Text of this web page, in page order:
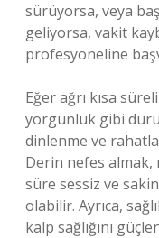
sürüyorsa, veya
geliyorsa, vakit
profesyoneline
Eğer ağrı kısa
yorgunluk gibi
dinlenme ve
Derin nefes almak,
süre sessiz ve
olabilir. Ayrıca,
kalp sağlığını